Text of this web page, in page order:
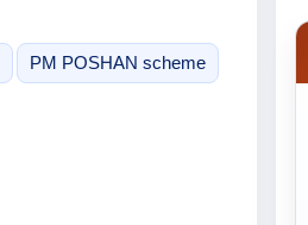
PM POSHAN scheme